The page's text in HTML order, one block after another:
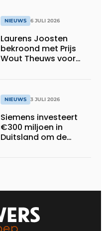
NIEUWS 6 JULI 2026
Laurens Joosten
bekroond met Prijs
Wout Theuws voor
NIEUWS 3 JULI 2026
Siemens investeert
€300 miljoen in
Duitsland om de